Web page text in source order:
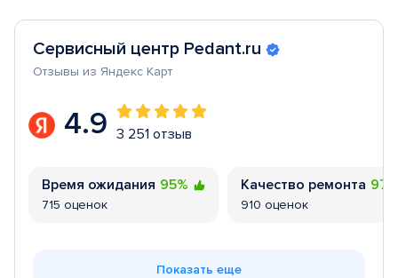
Сервисный центр Pedant.ru
Отзывы из Яндекс Карт
4.9 3 251 отзыв
Время ожидания 95%
715 оценок
Качество ремонта
910 оценок
Показать еще